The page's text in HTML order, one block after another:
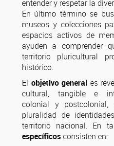
entender y respetar la
En último término se
museos y colecciones
espacios activos de
ayuden a comprender
territorio pluricultural
histórico.
El objetivo general es
cultural, tangible e
colonial y
pluralidad de
territorio nacional. En
específicosconsisten en: